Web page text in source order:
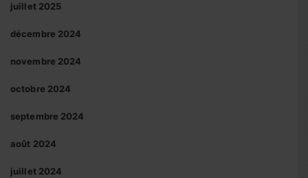
juillet 2025
décembre 2024
novembre 2024
octobre 2024
septembre 2024
août 2024
juillet 2024